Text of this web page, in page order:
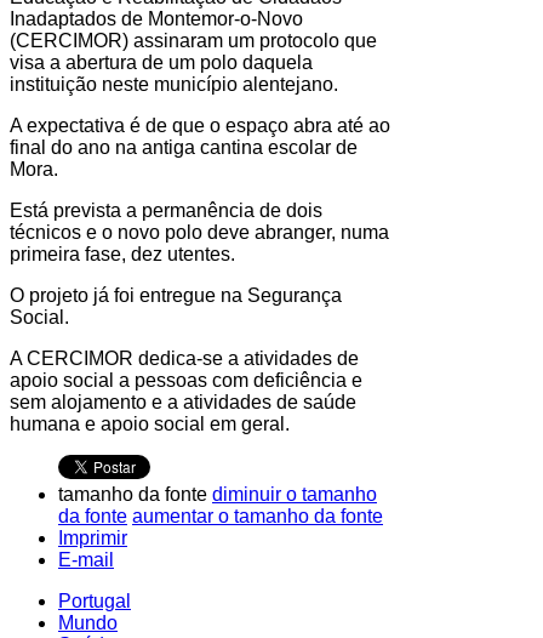
Inadaptados de Montemor-o-Novo
(CERCIMOR) assinaram um protocolo que
visa a abertura de um polo daquela
instituição neste município alentejano.
A expectativa é de que o espaço abra até ao
final do ano na antiga cantina escolar de
Mora.
Está prevista a permanência de dois
técnicos e o novo polo deve abranger, numa
primeira fase, dez utentes.
O projeto já foi entregue na Segurança
Social.
A CERCIMOR dedica-se a atividades de
apoio social a pessoas com deficiência e
sem alojamento e a atividades de saúde
humana e apoio social em geral.
tamanho da fonte diminuir o tamanho
da fonte aumentar o tamanho da fonte
Imprimir
E-mail
Portugal
Mundo